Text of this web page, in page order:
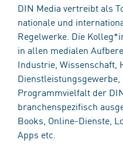
DIN Media vertreibt als
nationale und
Regelwerke. Die
in allen medialen
Industrie, Wissenschaft,
Programmvielfalt der
branchenspezifisch
Books, Online-Dienste,
Apps etc.